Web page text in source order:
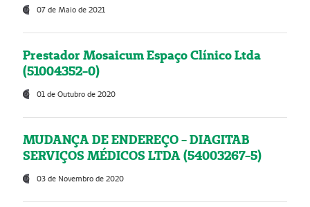
07 de Maio de 2021
Prestador Mosaicum Espaço Clínico Ltda
(51004352-0)
01 de Outubro de 2020
MUDANÇA DE ENDEREÇO - DIAGITAB
SERVIÇOS MÉDICOS LTDA (54003267-5)
03 de Novembro de 2020